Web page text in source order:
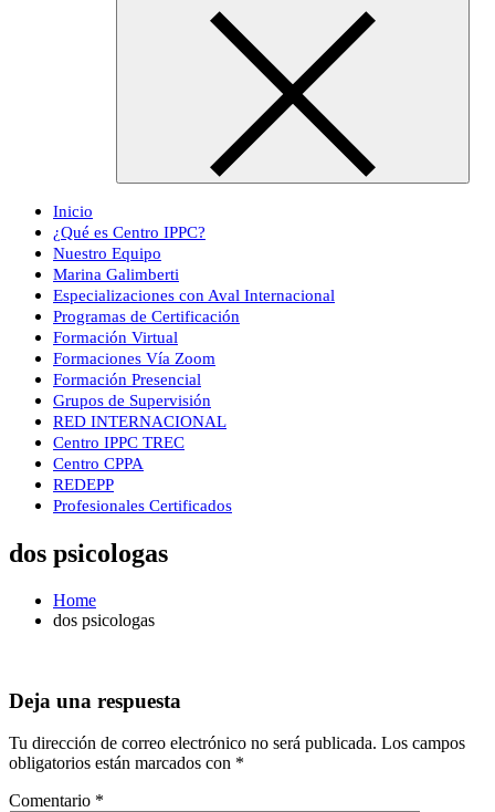
Inicio
¿Qué es Centro IPPC?
Nuestro Equipo
Marina Galimberti
Especializaciones con Aval Internacional
Programas de Certificación
Formación Virtual
Formaciones Vía Zoom
Formación Presencial
Grupos de Supervisión
RED INTERNACIONAL
Centro IPPC TREC
Centro CPPA
REDEPP
Profesionales Certificados
dos psicologas
Home
dos psicologas
Deja una respuesta
Tu dirección de correo electrónico no será publicada. Los campos
obligatorios están marcados con *
Comentario *